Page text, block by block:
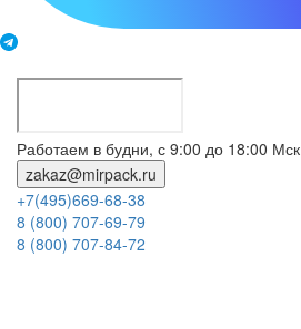
Работаем в будни, с 9:00 до 18:00 Мск
zakaz@mirpack.ru
+7(495)669-68-38
8 (800) 707-69-79
8 (800) 707-84-72